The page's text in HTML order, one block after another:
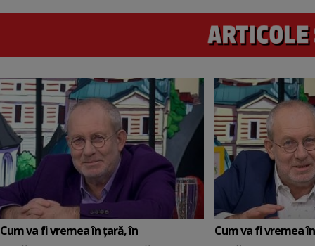
Cum va fi vremea în țară, în
Cum va fi vremea